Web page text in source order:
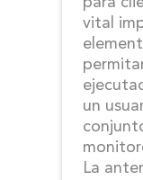
vital
un
La